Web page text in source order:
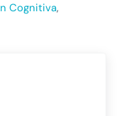
Cognitiva,